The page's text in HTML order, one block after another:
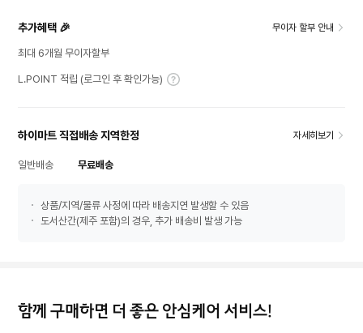
추가혜택 🎉 무이자 할부 안내
최대 6개월 무이자할부
L.POINT 적립 (로그인 후 확인가능)
하이마트 직접배송 지역한정 자세히보기
일반배송 무료배송
상품/지역/물류 사정에 따라 배송지연 발생할 수 있음
도서산간(제주 포함)의 경우, 추가 배송비 발생 가능
함께 구매하면 더 좋은 안심케어 서비스!